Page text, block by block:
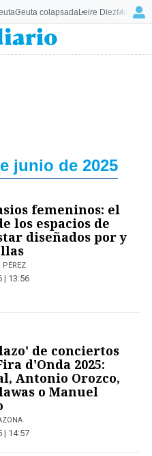
Ceuta colapsadaLeire Diez
junio de 2025
femeninos: el
los espacios de
diseñados por y
PÉREZ
| 13:56
de conciertos
d'Onda 2025:
Antonio Orozco,
o Manuel
| 14:57